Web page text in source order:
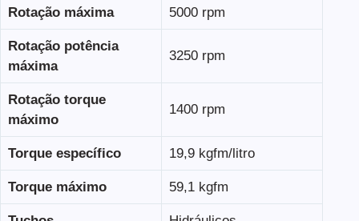
Rotação máxima 5000 rpm
Rotação potência
máxima
3250 rpm
Rotação torque
máximo
1400 rpm
Torque específico 19,9 kgfm/litro
Torque máximo 59,1 kgfm